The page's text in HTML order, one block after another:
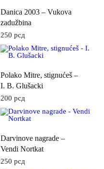
Danica 2003 – Vukova
zadužbina
250 рсд
Polako Mitre, stignućeš –
I. B. Glušacki
200 рсд
Darvinove nagrade –
Vendi Nortkat
250 рсд